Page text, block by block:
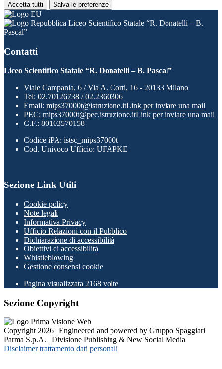
Accetta tutti Salva le preferenze
Liceo Scientifico Statale “R. Donatelli – B.
Pascal”
Contatti
Liceo Scientifico Statale “R. Donatelli – B. Pascal”
Viale Campania, 6 / Via A. Corti, 16 - 20133 Milano
Tel: 02.70126738 / 02.2360306
Email: mips37000t@istruzione.itLink per inviare una mail
PEC: mips37000t@pec.istruzione.itLink per inviare una mail
C.F.: 80103570158
Codice iPA: istsc_mips37000t
Cod. Univoco Ufficio: UFAPKE
Sezione Link Utili
Cookie policy
Note legali
Informativa Privacy
Ufficio Relazioni con il Pubblico
Dichiarazione di accessibilità
Obiettivi di accessibilità
Whistleblowing
Gestione consensi cookie
Pagina visualizzata 2168 volte
Sezione Copyright
Copyright 2026 | Engineered and powered by Gruppo Spaggiari
Parma S.p.A. | Divisione Publishing & New Social Media
Disclaimer trattamento dati personali